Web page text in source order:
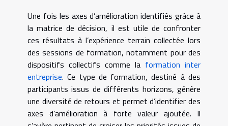
Une fois les axes d’amélioration identifiés grâce à
la matrice de décision, il est utile de confronter
ces résultats à l’expérience terrain collectée lors
des sessions de formation, notamment pour des
dispositifs collectifs comme la formation inter
entreprise. Ce type de formation, destiné à des
participants issus de différents horizons, génère
une diversité de retours et permet d’identifier des
axes d’amélioration à forte valeur ajoutée. Il